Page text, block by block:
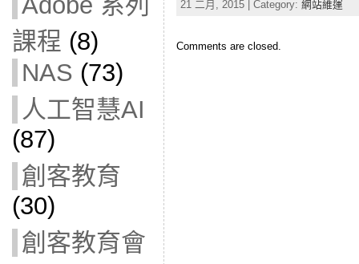
課程 (8)
NAS (73)
人工智慧AI
(87)
創客教育
(30)
創客教育會
21 二月, 2015 | Category: 網站維運
Comments are closed.